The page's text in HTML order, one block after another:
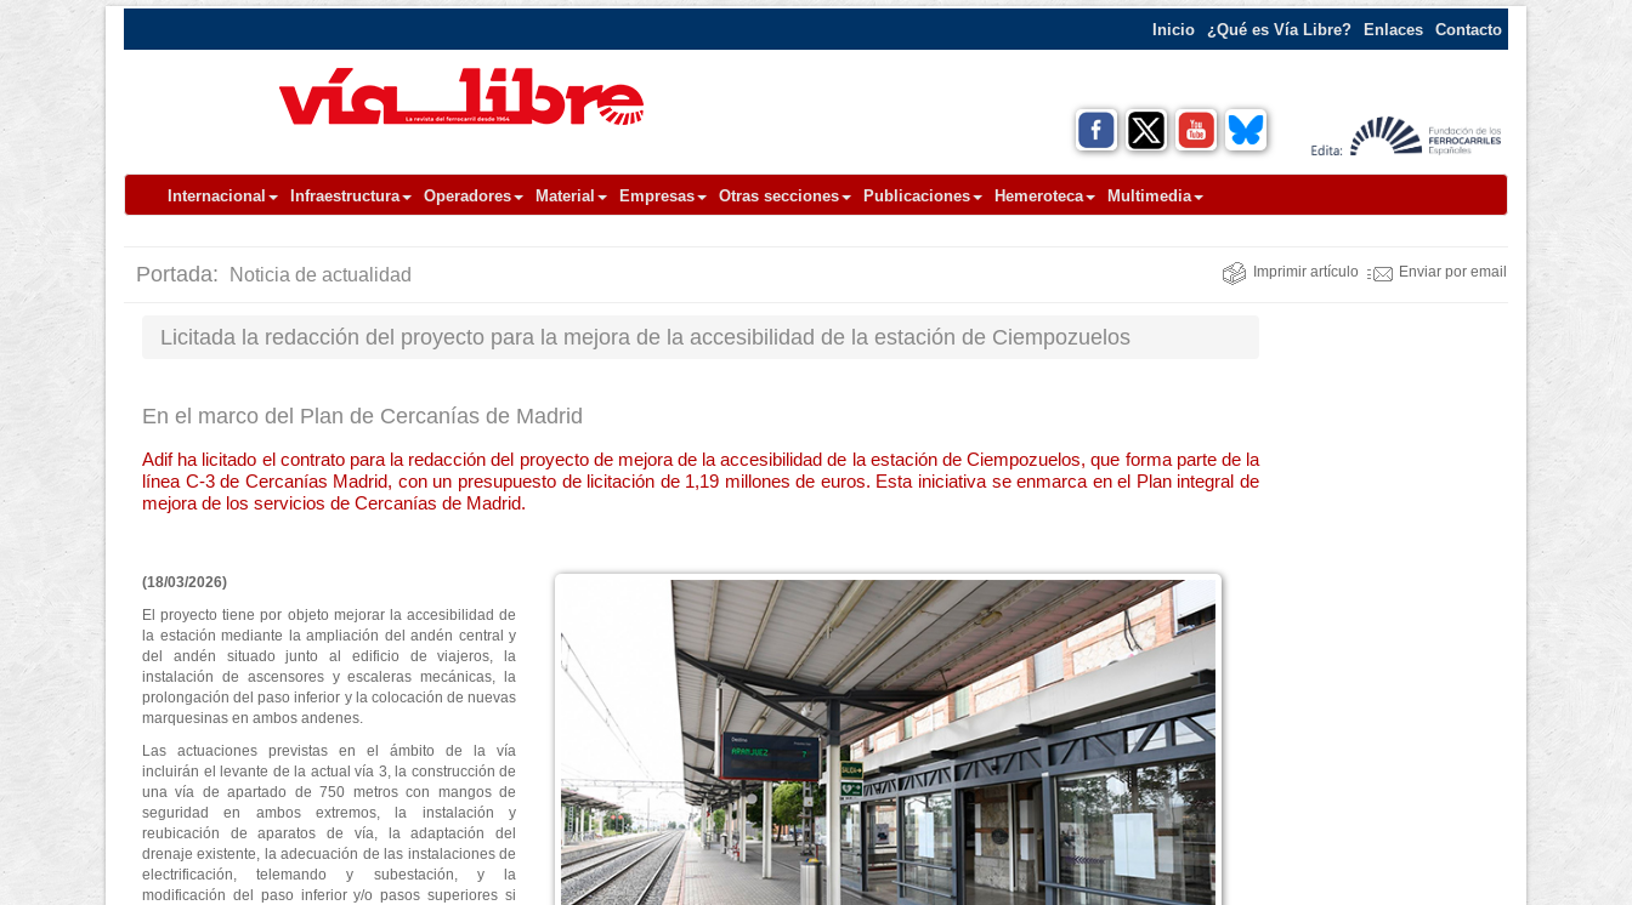
Inicio ¿Qué es Vía Libre? Enlaces Contacto
Internacional Infraestructura Operadores Material Empresas Otras secciones Publicaciones Hemeroteca Multimedia
Portada: Noticia de actualidad Imprimir artículo Enviar por email
Licitada la redacción del proyecto para la mejora de la accesibilidad de la estación de Ciempozuelos
En el marco del Plan de Cercanías de Madrid
Adif ha licitado el contrato para la redacción del proyecto de mejora de la accesibilidad de la estación de Ciempozuelos, que forma parte de la
línea C-3 de Cercanías Madrid, con un presupuesto de licitación de 1,19 millones de euros. Esta iniciativa se enmarca en el Plan integral de
mejora de los servicios de Cercanías de Madrid.
(18/03/2026)
El proyecto tiene por objeto mejorar la accesibilidad de
la estación mediante la ampliación del andén central y
del andén situado junto al edificio de viajeros, la
instalación de ascensores y escaleras mecánicas, la
prolongación del paso inferior y la colocación de nuevas
marquesinas en ambos andenes.
Las actuaciones previstas en el ámbito de la vía
incluirán el levante de la actual vía 3, la construcción de
una vía de apartado de 750 metros con mangos de
seguridad en ambos extremos, la instalación y
reubicación de aparatos de vía, la adaptación del
drenaje existente, la adecuación de las instalaciones de
electrificación, telemando y subestación, y la
modificación del paso inferior y/o pasos superiores si